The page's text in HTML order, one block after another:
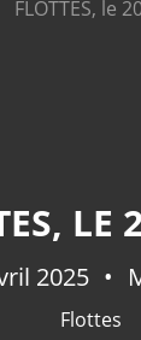
LE
2025
Flottes